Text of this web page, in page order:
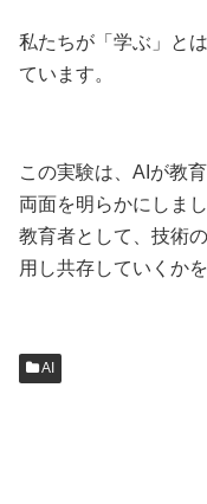
私たちが「学ぶ」と
ています。
この実験は、AIが教
両面を明らかにしまし
教育者として、技術
用し共存していくか
AI